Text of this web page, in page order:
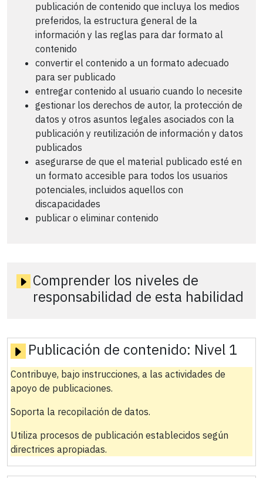
publicación de contenido que incluya los medios
preferidos, la estructura general de la
información y las reglas para dar formato al
contenido
convertir el contenido a un formato adecuado
para ser publicado
entregar contenido al usuario cuando lo necesite
gestionar los derechos de autor, la protección de
datos y otros asuntos legales asociados con la
publicación y reutilización de información y datos
publicados
asegurarse de que el material publicado esté en
un formato accesible para todos los usuarios
potenciales, incluidos aquellos con
discapacidades
publicar o eliminar contenido
Comprender los niveles de
responsabilidad de esta habilidad
Publicación de contenido: Nivel 1
Contribuye, bajo instrucciones, a las actividades de
apoyo de publicaciones.
Soporta la recopilación de datos.
Utiliza procesos de publicación establecidos según
directrices apropiadas.